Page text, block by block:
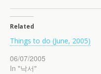
Related
Things to do (June, 2005)
06/07/2005
In "낙서"